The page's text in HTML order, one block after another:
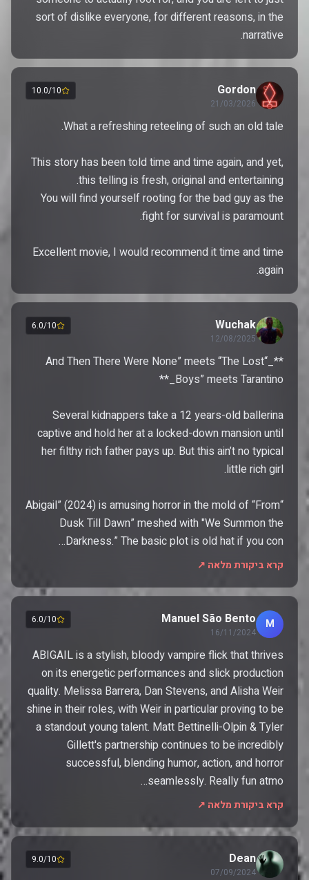
sort of dislike everyone, for different reasons, in the
narrative.
Gordon
21/03/2026
10.0/10
This story has been told time and time again, and yet,
You will find yourself rooting for the bad guy as the
Excellent movie, I would recommend it time and time
again.
Wuchak
12/08/2025
6.0/10
**_“And Then There Were None” meets “The Lost
Several kidnappers take a 12 years-old ballerina
captive and hold her at a locked-down mansion until
her filthy rich father pays up. But this ain’t no typical
“Abigail” (2024) is amusing horror in the mold of “From
Dusk Till Dawn” meshed with "We Summon the
Darkness.” The basic plot is old hat if you con…
קרא ביקורת מלאה ↗
M
Manuel São Bento
16/11/2024
6.0/10
ABIGAIL is a stylish, bloody vampire flick that thrives
on its energetic performances and slick production
quality. Melissa Barrera, Dan Stevens, and Alisha Weir
shine in their roles, with Weir in particular proving to be
a standout young talent. Matt Bettinelli-Olpin & Tyler
Gillett's partnership continues to be incredibly
successful, blending humor, action, and horror
seamlessly. Really fun atmo…
קרא ביקורת מלאה ↗
Dean
07/09/2024
9.0/10